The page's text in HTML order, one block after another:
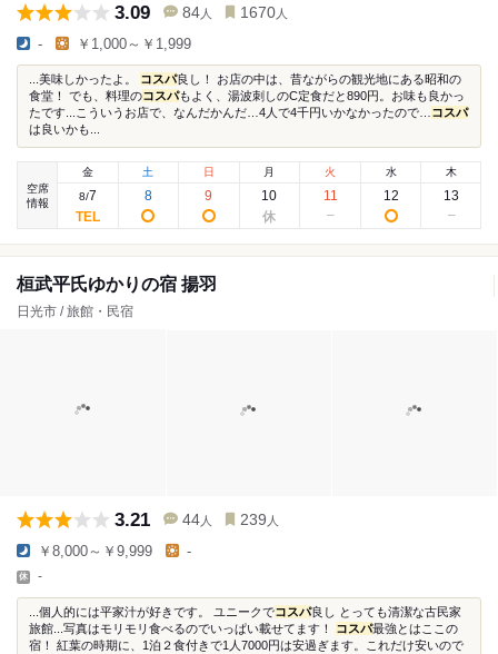
3.09 84 人 1670 人
- ￥1,000～￥1,999
...美味しかったよ。 コスパ良し！ お店の中は、昔ながらの観光地にある昭和の
食堂！ でも、料理のコスパもよく、湯波刺しのC定食だと890円。お味も良かっ
たです...こういうお店で、なんだかんだ…4人で4千円いかなかったので… コスパ
は良いかも...
空席
情報
金
8/7
土
8
日
9
月
10
火
11
水
12
木
13
桓武平氏ゆかりの宿 揚羽
日光市 / 旅館・民宿
3.21 44 人 239 人
￥8,000～￥9,999 -
-
...個人的には平家汁が好きです。 ユニークでコスパ良し とっても清潔な古民家
旅館...写真はモリモリ食べるのでいっぱい載せてます！ コスパ最強とはここの
宿！ 紅葉の時期に、1泊２食付きで1人7000円は安過ぎます。これだけ安いので